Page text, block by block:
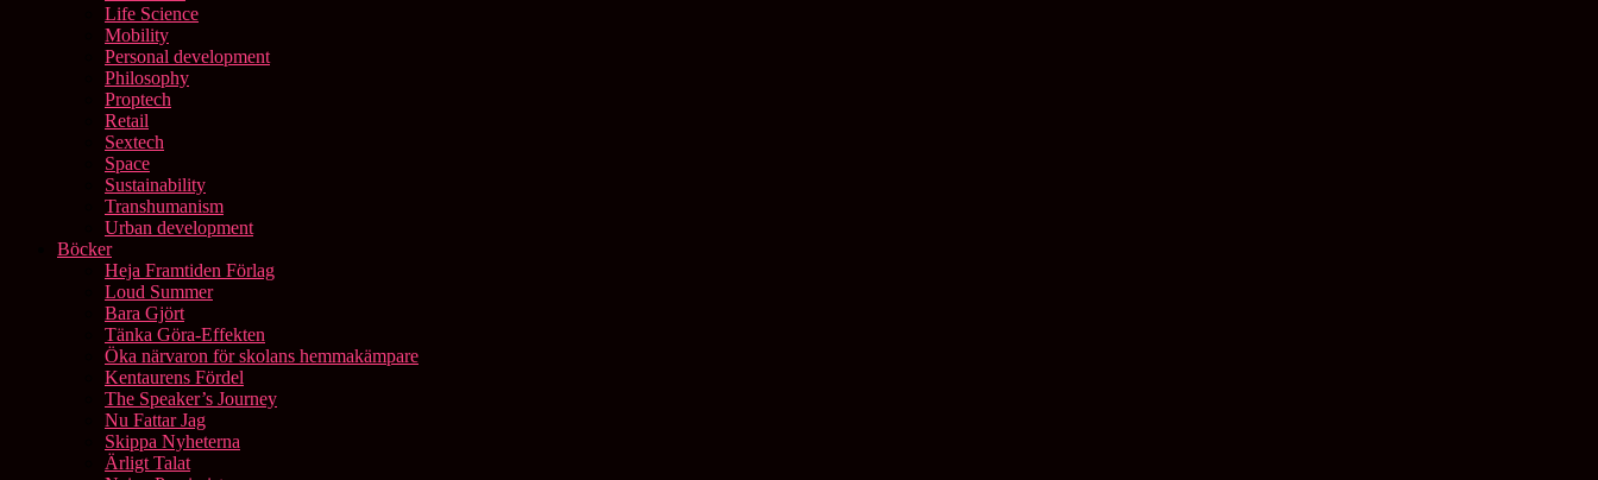
Life Science
Mobility
Personal development
Philosophy
Proptech
Retail
Sextech
Space
Sustainability
Transhumanism
Urban development
Böcker
Heja Framtiden Förlag
Loud Summer
Bara Gjört
Tänka Göra-Effekten
Öka närvaron för skolans hemmakämpare
Kentaurens Fördel
The Speaker’s Journey
Nu Fattar Jag
Skippa Nyheterna
Ärligt Talat